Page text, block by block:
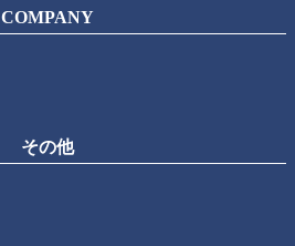
COMPANY
その他